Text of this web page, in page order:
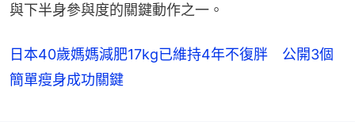
與下半身參與度的關鍵動作之一。
日本40歲媽媽減肥17kg已維持4年不復胖 公開3個
簡單瘦身成功關鍵